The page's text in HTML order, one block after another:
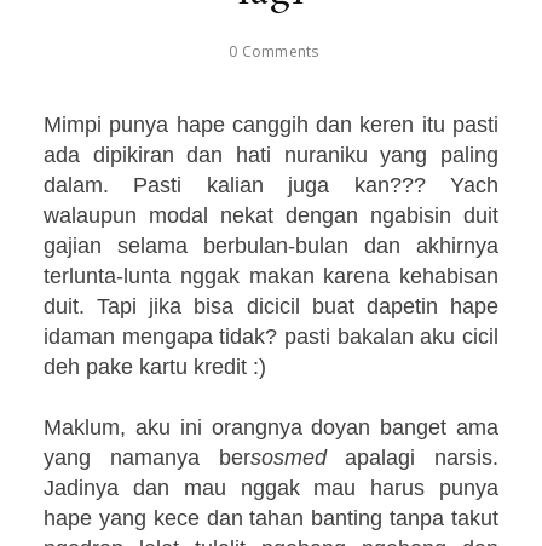
0 Comments
Mimpi punya hape canggih dan keren itu pasti
ada dipikiran dan hati nuraniku yang paling
dalam. Pasti kalian juga kan??? Yach
walaupun modal nekat dengan ngabisin duit
gajian selama berbulan-bulan dan akhirnya
terlunta-lunta nggak makan karena kehabisan
duit. Tapi jika bisa dicicil buat dapetin hape
idaman mengapa tidak? pasti bakalan aku cicil
deh pake kartu kredit :)
Maklum, aku ini orangnya doyan banget ama
yang namanya bersosmedapalagi narsis.
Jadinya dan mau nggak mau harus punya
hape yang kece dan tahan banting tanpa takut